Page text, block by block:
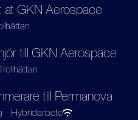
at GKN Aerospace
till GKN Aerospace
till Permanova
· Hybridarbete